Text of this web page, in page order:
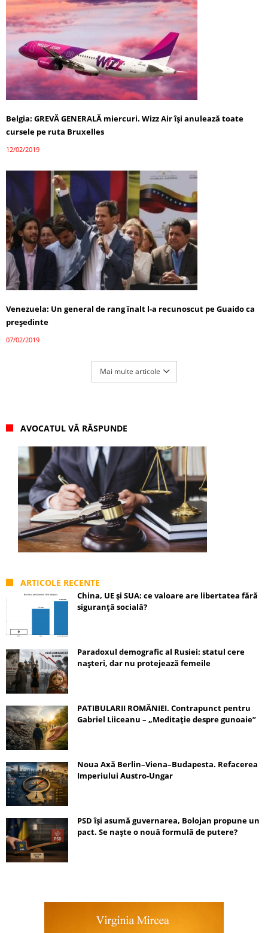
Belgia: GREVĂ GENERALĂ miercuri. Wizz Air își anulează toate
cursele pe ruta Bruxelles
12/02/2019
Venezuela: Un general de rang înalt l-a recunoscut pe Guaido ca
președinte
07/02/2019
Mai multe articole
AVOCATUL VĂ RĂSPUNDE
ARTICOLE RECENTE
China, UE și SUA: ce valoare are libertatea fără
siguranță socială?
Paradoxul demografic al Rusiei: statul cere
nașteri, dar nu protejează femeile
PATIBULARII ROMÂNIEI. Contrapunct pentru
Gabriel Liiceanu – „Meditație despre gunoaie”
Noua Axă Berlin–Viena–Budapesta. Refacerea
Imperiului Austro-Ungar
PSD își asumă guvernarea, Bolojan propune un
pact. Se naște o nouă formulă de putere?